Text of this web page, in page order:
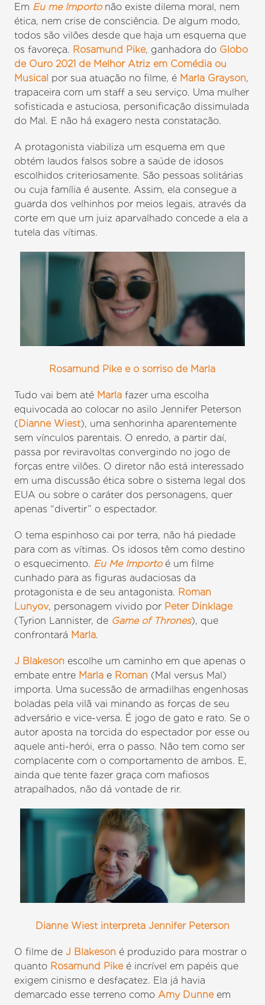
Em Eu me Importonão existe dilema moral, nem
ética, nem crise de consciência. De algum modo,
todos são vilões desde que haja um esquema que
os favoreça. Rosamund Pike, ganhadora do Globo
de Ouro 2021 de Melhor Atriz em Comédia ou
Musical por sua atuação no filme, é Marla Grayson,
trapaceira com um staff a seu serviço. Uma mulher
sofisticada e astuciosa, personificação dissimulada
do Mal. E não há exagero nesta constatação.
A protagonista viabiliza um esquema em que
obtém laudos falsos sobre a saúde de idosos
escolhidos criteriosamente. São pessoas solitárias
ou cuja família é ausente. Assim, ela consegue a
guarda dos velhinhos por meios legais, através da
corte em que um juiz aparvalhado concede a ela a
tutela das vítimas.
Rosamund Pike e o sorriso de Marla
Tudo vai bem até Marla fazer uma escolha
equivocada ao colocar no asilo Jennifer Peterson
(Dianne Wiest), uma senhorinha aparentemente
sem vínculos parentais. O enredo, a partir daí,
passa por reviravoltas convergindo no jogo de
forças entre vilões. O diretor não está interessado
em uma discussão ética sobre o sistema legal dos
EUA ou sobre o caráter dos personagens, quer
apenas “divertir” o espectador.
O tema espinhoso cai por terra, não há piedade
para com as vítimas. Os idosos têm como destino
o esquecimento. Eu Me Importoé um filme
cunhado para as figuras audaciosas da
protagonista e de seu antagonista. Roman
Lunyov, personagem vivido por Peter Dinklage
(Tyrion Lannister, de Game of Thrones), que
confrontará Marla.
J Blakeson escolhe um caminho em que apenas o
embate entre Marla e Roman (Mal versus Mal)
importa. Uma sucessão de armadilhas engenhosas
boladas pela vilã vai minando as forças de seu
adversário e vice-versa. É jogo de gato e rato. Se o
autor aposta na torcida do espectador por esse ou
aquele anti-herói, erra o passo. Não tem como ser
complacente com o comportamento de ambos. E,
ainda que tente fazer graça com mafiosos
atrapalhados, não dá vontade de rir.
Dianne Wiest interpreta Jennifer Peterson
O filme deJ Blakeson é produzido para mostrar o
quanto Rosamund Pikeé incrível em papéis que
exigem cinismo e desfaçatez. Ela já havia
demarcado esse terreno comoAmy Dunneem